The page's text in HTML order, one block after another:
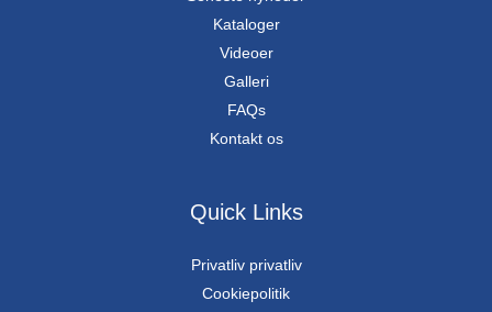
Kataloger
Videoer
Galleri
FAQs
Kontakt os
Quick Links
Privatliv privatliv
Cookiepolitik